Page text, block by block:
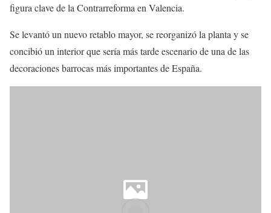
figura clave de la Contrarreforma en Valencia.
Se levantó un nuevo retablo mayor, se reorganizó la planta y se
concibió un interior que sería más tarde escenario de una de las
decoraciones barrocas más importantes de España.